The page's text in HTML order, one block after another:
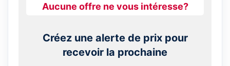
Aucune offre ne vous intéresse?
Créez une alerte de prix pour
recevoir la prochaine